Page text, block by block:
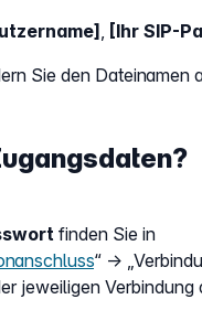
, [Ihr SIP-
Sie den Dateinamen
finden Sie in
“ →
jeweiligen Verbindung